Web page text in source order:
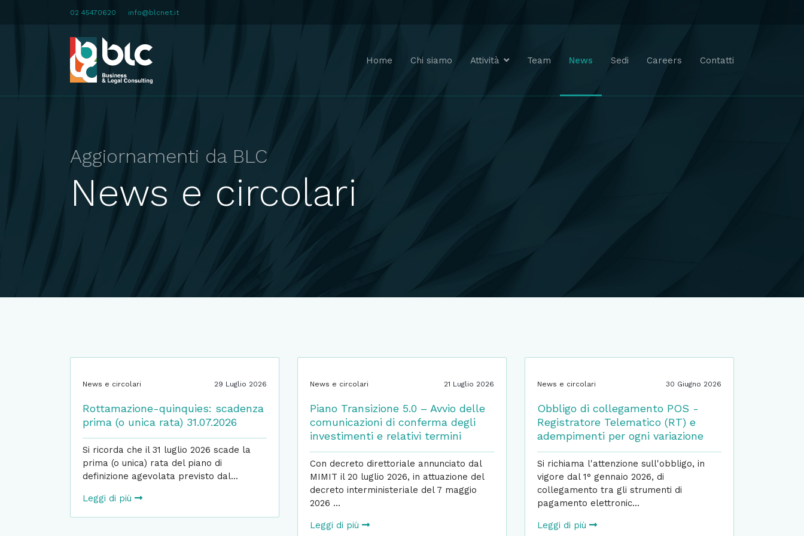
02 45470620 info@blcnet.it
Home Chi siamo Attività Team News Sedi Careers Contatti
Aggiornamenti da BLC
News e circolari
News e circolari 29 Luglio 2026
Rottamazione-quinquies: scadenza
prima (o unica rata) 31.07.2026
Si ricorda che il 31 luglio 2026 scade la
prima (o unica) rata del piano di
definizione agevolata previsto dal...
Leggi di più
News e circolari 21 Luglio 2026
Piano Transizione 5.0 – Avvio delle
comunicazioni di conferma degli
investimenti e relativi termini
Con decreto direttoriale annunciato dal
MIMIT il 20 luglio 2026, in attuazione del
decreto interministeriale del 7 maggio
2026 ...
Leggi di più
News e circolari 30 Giugno 2026
Obbligo di collegamento POS -
Registratore Telematico (RT) e
adempimenti per ogni variazione
Si richiama l'attenzione sull'obbligo, in
vigore dal 1° gennaio 2026, di
collegamento tra gli strumenti di
pagamento elettronic...
Leggi di più